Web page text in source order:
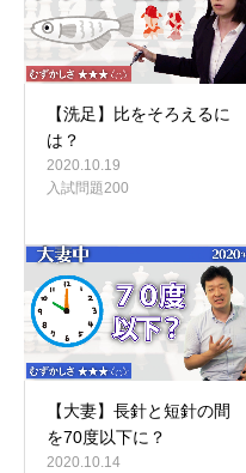
【洗足】比をそろえるに
は？
2020.10.19
入試問題200
【大妻】長針と短針の間
を70度以下に？
2020.10.14